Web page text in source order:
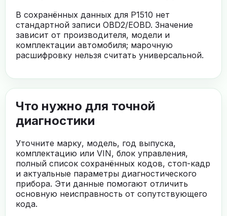
В сохранённых данных для P1510 нет
стандартной записи OBD2/EOBD. Значение
зависит от производителя, модели и
комплектации автомобиля; марочную
расшифровку нельзя считать универсальной.
Что нужно для точной
диагностики
Уточните марку, модель, год выпуска,
комплектацию или VIN, блок управления,
полный список сохранённых кодов, стоп-кадр
и актуальные параметры диагностического
прибора. Эти данные помогают отличить
основную неисправность от сопутствующего
кода.